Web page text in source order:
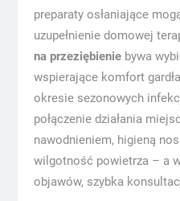
preparaty osłaniające
uzupełnienie domowej
na przeziębieniebywa
wspierające komfort
okresie sezonowych
połączenie działania
nawodnieniem, higieną
wilgotność powietrza – a
objawów, szybka